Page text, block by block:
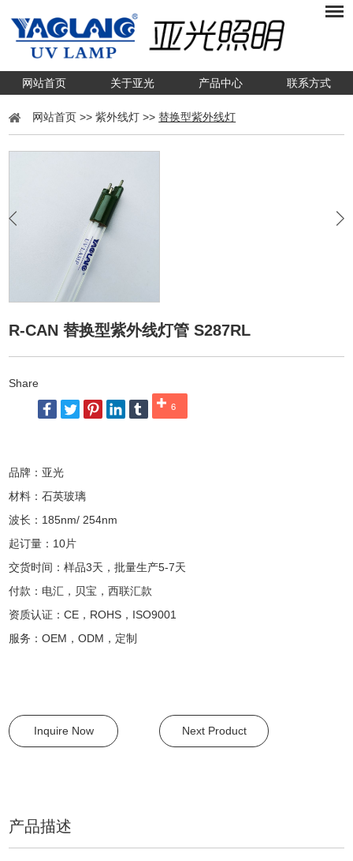
网站首页 关于亚光 产品中心 联系方式
网站首页 >>紫外线灯 >>替换型紫外线灯
R-CAN 替换型紫外线灯管 S287RL
Share
6
品牌：亚光
材料：石英玻璃
波长：185nm/ 254nm
起订量：10片
交货时间：样品3天，批量生产5-7天
付款：电汇，贝宝，西联汇款
资质认证：CE，ROHS，ISO9001
服务：OEM，ODM，定制
Inquire Now Next Product
产品描述